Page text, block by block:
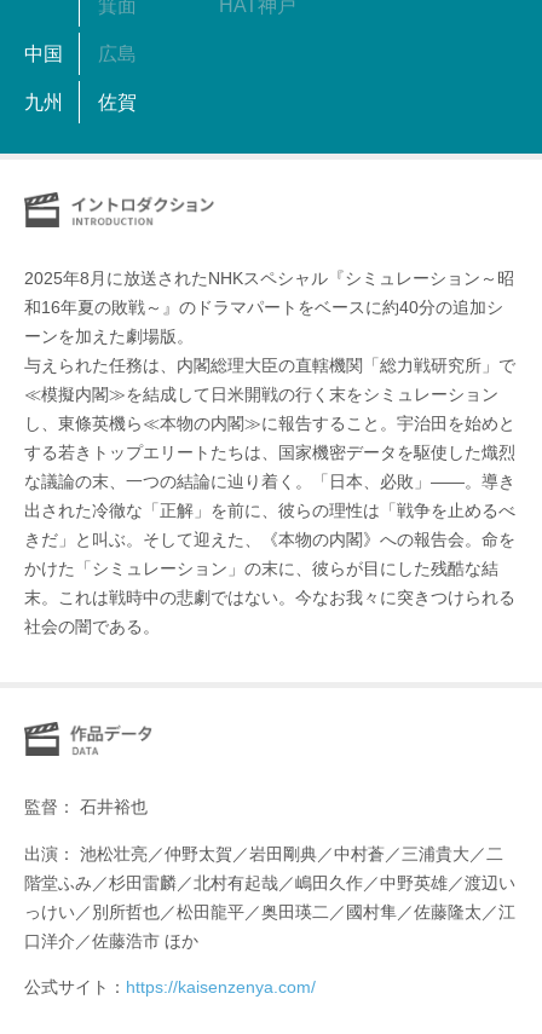
箕面 HAT神戸
中国 広島
九州 佐賀
2025年8月に放送されたNHKスペシャル『シミュレーション～昭
和16年夏の敗戦～』のドラマパートをベースに約40分の追加シ
ーンを加えた劇場版。
与えられた任務は、内閣総理大臣の直轄機関「総力戦研究所」で
≪模擬内閣≫を結成して日米開戦の行く末をシミュレーション
し、東條英機ら≪本物の内閣≫に報告すること。宇治田を始めと
する若きトップエリートたちは、国家機密データを駆使した熾烈
な議論の末、一つの結論に辿り着く。「日本、必敗」――。導き
出された冷徹な「正解」を前に、彼らの理性は「戦争を止めるべ
きだ」と叫ぶ。そして迎えた、《本物の内閣》への報告会。命を
かけた「シミュレーション」の末に、彼らが目にした残酷な結
末。これは戦時中の悲劇ではない。今なお我々に突きつけられる
社会の闇である。
監督： 石井裕也
出演： 池松壮亮／仲野太賀／岩田剛典／中村蒼／三浦貴大／二
階堂ふみ／杉田雷麟／北村有起哉／嶋田久作／中野英雄／渡辺い
っけい／別所哲也／松田龍平／奥田瑛二／國村隼／佐藤隆太／江
口洋介／佐藤浩市 ほか
公式サイト： https://kaisenzenya.com/